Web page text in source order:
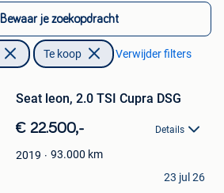
Bewaar je zoekopdracht
Te koop Verwijder filters
Seat leon, 2.0 TSI Cupra DSG
€ 22.500,- Details
2019 93.000 km
23 jul 26